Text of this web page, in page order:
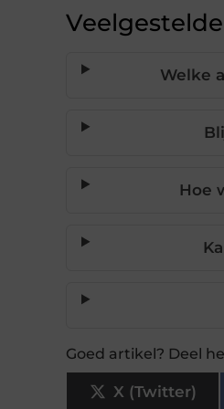
Welke
Hoe
Goed artikel? Deel
X (Twitter)